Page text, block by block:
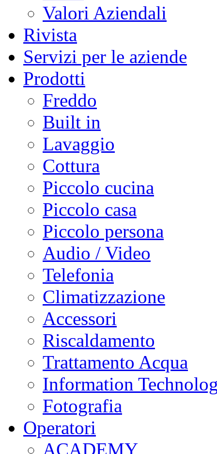
Valori Aziendali
Rivista
Servizi per le aziende
Prodotti
Freddo
Built in
Lavaggio
Cottura
Piccolo cucina
Piccolo casa
Piccolo persona
Audio / Video
Telefonia
Climatizzazione
Accessori
Riscaldamento
Trattamento Acqua
Information
Fotografia
Operatori
ACADEMY